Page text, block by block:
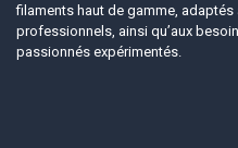
filaments haut de gamme,
professionnels, ainsi qu’aux
passionnés expérimentés.